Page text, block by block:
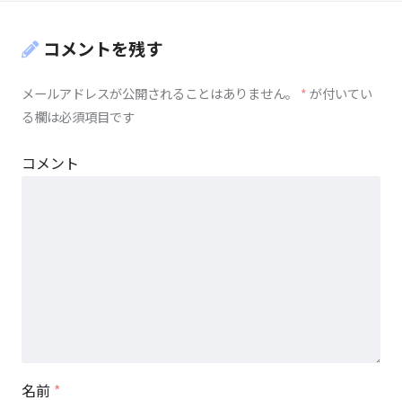
コメントを残す
メールアドレスが公開されることはありません。 *が付いてい
る欄は必須項目です
コメント
名前 *